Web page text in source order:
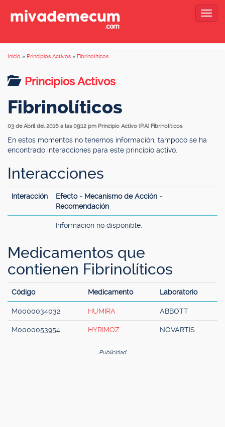
Inicio » Principios Activos » Fibrinolíticos
Principios Activos
Fibrinolíticos
03 de Abril del 2016 a las 09:12 pm Principio Activo (P.A) Fibrinolíticos
En estos momentos no tenemos información, tampoco se ha
encontrado interacciones para este principio activo.
Interacciones
Interacción
Efecto - Mecanismo de Acción -
Recomendación
Información no disponible.
Medicamentos que
contienen Fibrinolíticos
Código Medicamento Laboratorio
M0000034032 HUMIRA ABBOTT
M0000053954 HYRIMOZ NOVARTIS
Publicidad